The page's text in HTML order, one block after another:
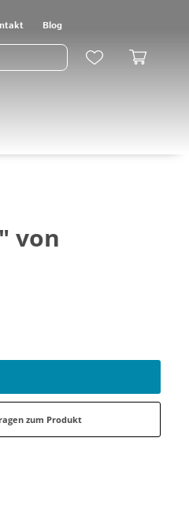
Blog
von
zum Produkt